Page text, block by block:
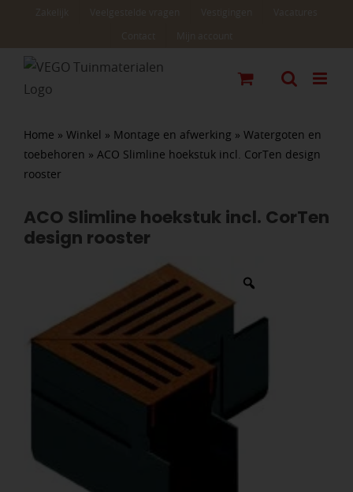
Home » Winkel » Montage en afwerking » Watergoten en
toebehoren » ACO Slimline hoekstuk incl. CorTen design
rooster
ACO Slimline hoekstuk incl. CorTen
design rooster